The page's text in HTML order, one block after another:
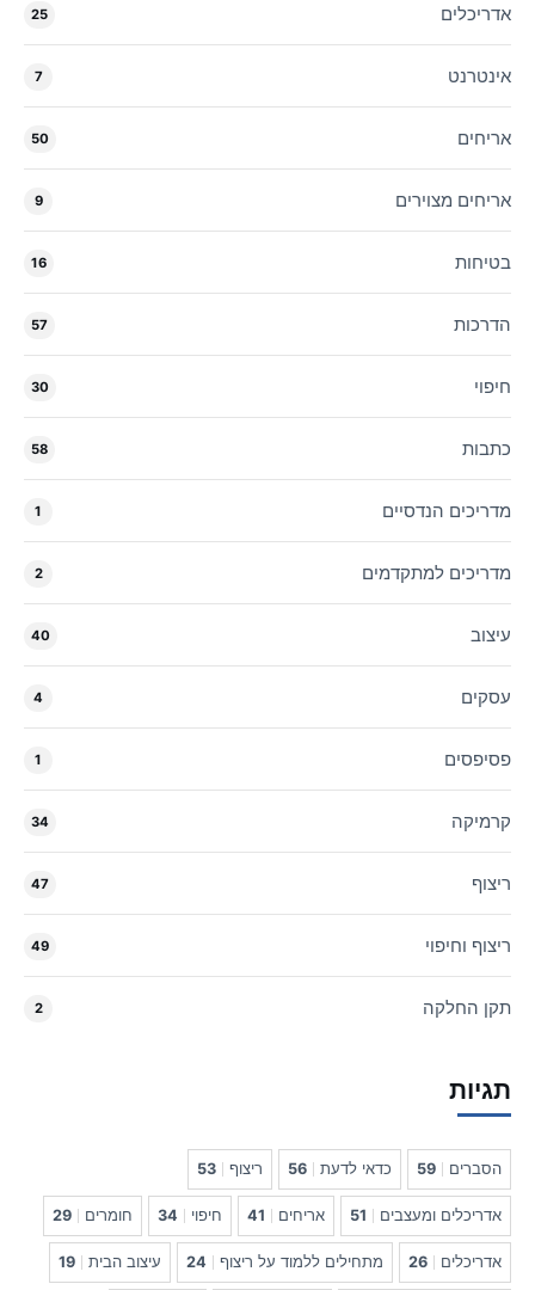
אדריכלים 25
אינטרנט 7
אריחים 50
אריחים מצוירים 9
בטיחות 16
הדרכות 57
חיפוי 30
כתבות 58
מדריכים הנדסיים 1
מדריכים למתקדמים 2
עיצוב 40
עסקים 4
פסיפסים 1
קרמיקה 34
ריצוף 47
ריצוף וחיפוי 49
תקן החלקה 2
תגיות
הסברים 59 כדאי לדעת 56 ריצוף 53
אדריכלים ומעצבים 51 אריחים 41 חיפוי 34 חומרים 29
אדריכלים 26 מתחילים ללמוד על ריצוף 24 עיצוב הבית 19